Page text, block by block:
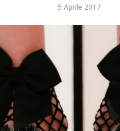
5 Aprile 2017